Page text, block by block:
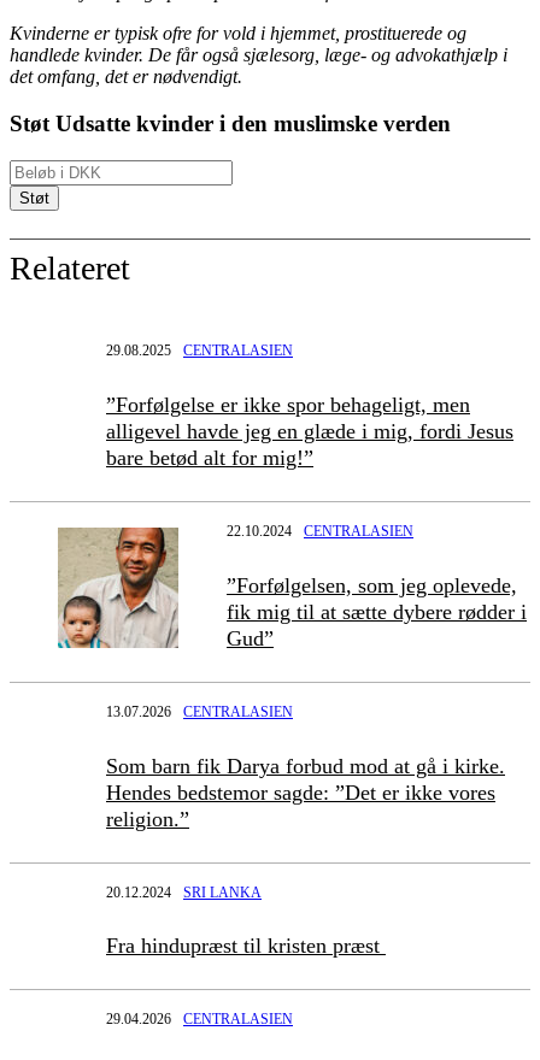
Kvinderne er typisk ofre for vold i hjemmet, prostituerede og
handlede kvinder. De får også sjælesorg, læge- og advokathjælp i
det omfang, det er nødvendigt.
Støt Udsatte kvinder i den muslimske verden
Relateret
29.08.2025 CENTRALASIEN
”Forfølgelse er ikke spor behageligt, men
alligevel havde jeg en glæde i mig, fordi Jesus
bare betød alt for mig!”
22.10.2024 CENTRALASIEN
”Forfølgelsen, som jeg oplevede,
fik mig til at sætte dybere rødder i
Gud”
13.07.2026 CENTRALASIEN
Som barn fik Darya forbud mod at gå i kirke.
Hendes bedstemor sagde: ”Det er ikke vores
religion.”
20.12.2024 SRI LANKA
Fra hindupræst til kristen præst
29.04.2026 CENTRALASIEN